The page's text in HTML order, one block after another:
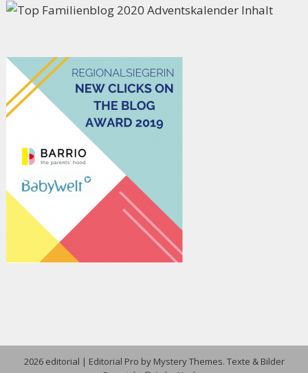
2026 editorial | Editorial Pro by Mystery Themes. Texte & Bilder